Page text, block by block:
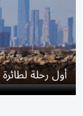
أول رحلة لطائرة